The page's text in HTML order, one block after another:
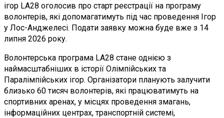
ігор LA28 оголосив про старт реєстрації на програму
волонтерів, які допомагатимуть під час проведення Ігор
у Лос-Анджелесі. Подати заявку можна буде вже з 14
липня 2026 року.
Волонтерська програма LA28 стане однією з
наймасштабніших в історії Олімпійських та
Паралімпійських ігор. Організатори планують залучити
близько 60 тисяч волонтерів, які працюватимуть на
спортивних аренах, у місцях проведення змагань,
інформаційних центрах, транспортній системі,